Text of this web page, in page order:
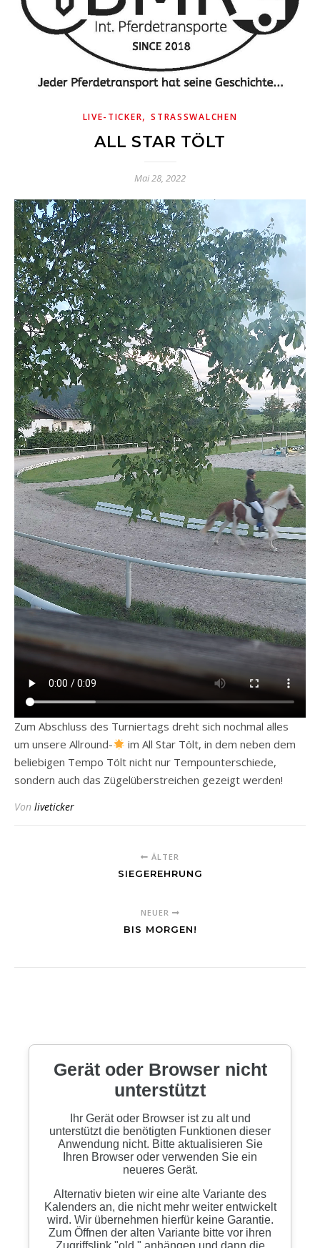
LIVE-TICKER,STRASSWALCHEN
ALL STAR TÖLT
Mai 28, 2022
Zum Abschluss des Turniertags dreht sich nochmal alles
um unsere Allround-
im All Star Tölt, in dem neben dem
beliebigen Tempo Tölt nicht nur Tempounterschiede,
sondern auch das Zügelüberstreichen gezeigt werden!
Von liveticker
ÄLTER
SIEGEREHRUNG
NEUER
BIS MORGEN!